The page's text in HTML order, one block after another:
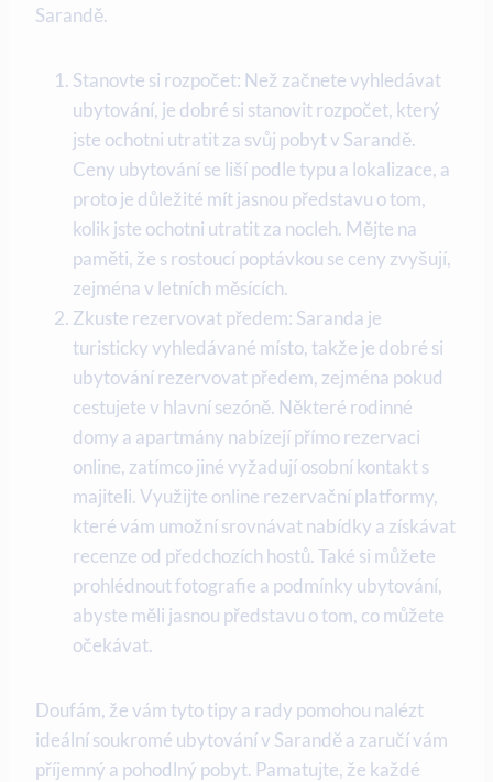
Sarandě.
Stanovte si rozpočet: Než začnete vyhledávat
ubytování, je dobré si stanovit⁤ rozpočet, který
jste ochotni utratit za svůj pobyt v Sarandě.
Ceny ubytování se liší ⁢podle typu a lokalizace, a
proto je důležité mít jasnou představu o ⁣tom,
kolik jste ochotni utratit za‍ nocleh.⁢ Mějte na
⁢paměti, že s rostoucí poptávkou se ceny zvyšují,
zejména v letních měsících.
Zkuste⁢ rezervovat předem: Saranda je
turisticky vyhledávané místo, takže je dobré si ​
ubytování rezervovat předem, zejména pokud
cestujete v hlavní sezóně. Některé rodinné⁤
domy a apartmány nabízejí přímo rezervaci
online, zatímco jiné vyžadují osobní kontakt s
majiteli. Využijte online rezervační platformy,
které ‌vám umožní‍ srovnávat nabídky ⁣a získávat
recenze od předchozích hostů. Také‌ si‌ můžete
⁤prohlédnout ⁣fotografie a⁣ podmínky ubytování,
abyste měli jasnou představu o tom, co můžete
očekávat.
Doufám, že​ vám tyto tipy a ⁣rady pomohou nalézt
⁣ideální soukromé ubytování v Sarandě ‌a zaručí vám
příjemný a pohodlný pobyt. Pamatujte,⁣ že každé